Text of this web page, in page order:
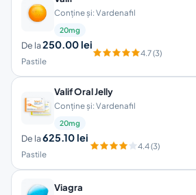
Conține și: Vardenafil
20mg
De la250.00 lei
Pastile
4.7 (3)
Valif Oral Jelly
Conține și: Vardenafil
20mg
De la625.10 lei
Pastile
4.4 (3)
Viagra